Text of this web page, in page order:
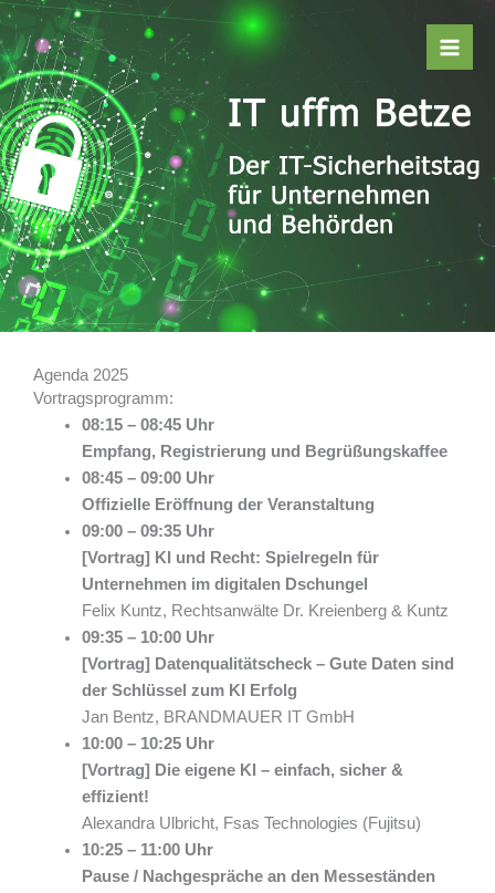
Zum
Inhalt
springen
Agenda 2025
Vortragsprogramm:
08:15 – 08:45 Uhr
Empfang, Registrierung und Begrüßungskaffee
08:45 – 09:00 Uhr
Offizielle Eröffnung der Veranstaltung
09:00 – 09:35 Uhr
[Vortrag] KI und Recht: Spielregeln für
Unternehmen im digitalen Dschungel
Felix Kuntz, Rechtsanwälte Dr. Kreienberg & Kuntz
09:35 – 10:00 Uhr
[Vortrag] Datenqualitätscheck – Gute Daten sind
der Schlüssel zum KI Erfolg
Jan Bentz, BRANDMAUER IT GmbH
10:00 – 10:25 Uhr
[Vortrag] Die eigene KI – einfach, sicher &
effizient!
Alexandra Ulbricht, Fsas Technologies (Fujitsu)
10:25 – 11:00 Uhr
Pause / Nachgespräche an den Messeständen